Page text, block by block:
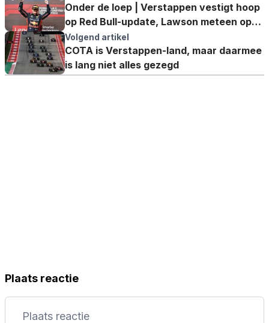
Onder de loep | Verstappen vestigt hoop
op Red Bull-update, Lawson meteen op
achterstand
Volgend artikel
COTA is Verstappen-land, maar daarmee
is lang niet alles gezegd
Plaats reactie